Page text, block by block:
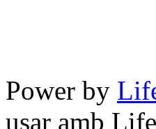
Power by
usar amb